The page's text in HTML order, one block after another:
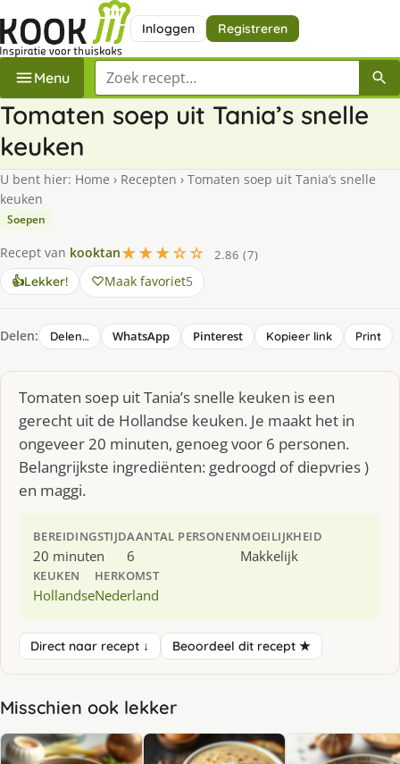
Inloggen Registreren
Menu Zoek een recept
Tomaten soep uit Tania’s snelle
keuken
U bent hier: Home › Recepten › Tomaten soep uit Tania’s snelle
keuken
Soepen
Recept van kooktan★★★☆☆
2.86 (7)
👍Lekker! Maak favoriet5
Delen: Delen… WhatsApp Pinterest Kopieer link Print
Tomaten soep uit Tania’s snelle keuken is een
gerecht uit de Hollandse keuken. Je maakt het in
ongeveer 20 minuten, genoeg voor 6 personen.
Belangrijkste ingrediënten: gedroogd of diepvries )
en maggi.
BEREIDINGSTIJD
20 minuten
AANTAL PERSONEN
6
MOEILIJKHEID
Makkelijk
KEUKEN
Hollandse
HERKOMST
Nederland
Direct naar recept ↓ Beoordeel dit recept ★
Misschien ook lekker